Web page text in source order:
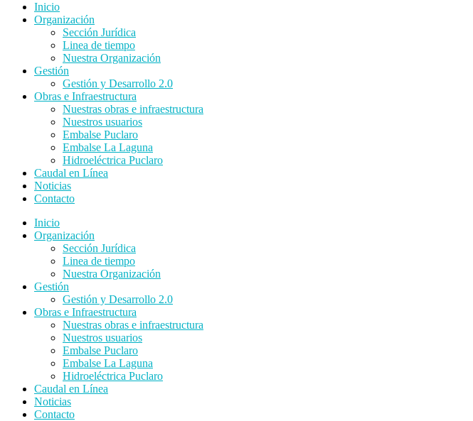
Inicio
Organización
Sección Jurídica
Linea de tiempo
Nuestra Organización
Gestión
Gestión y Desarrollo 2.0
Obras e Infraestructura
Nuestras obras e infraestructura
Nuestros usuarios
Embalse Puclaro
Embalse La Laguna
Hidroeléctrica Puclaro
Caudal en Línea
Noticias
Contacto
Inicio
Organización
Sección Jurídica
Linea de tiempo
Nuestra Organización
Gestión
Gestión y Desarrollo 2.0
Obras e Infraestructura
Nuestras obras e infraestructura
Nuestros usuarios
Embalse Puclaro
Embalse La Laguna
Hidroeléctrica Puclaro
Caudal en Línea
Noticias
Contacto